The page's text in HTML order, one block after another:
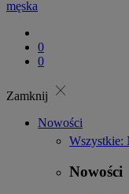
0
0
Zamknij close
Nowości
Wszystkie:
Nowości